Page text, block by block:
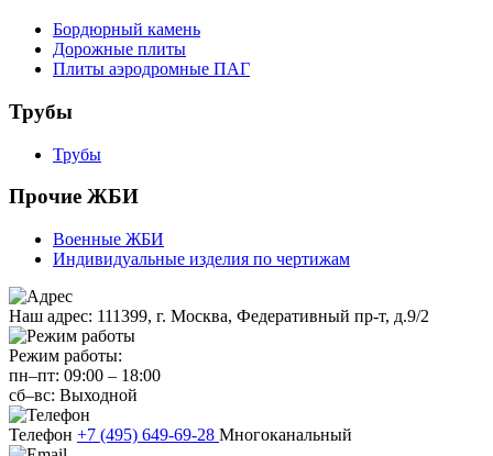
Бордюрный камень
Дорожные плиты
Плиты аэродромные ПАГ
Трубы
Трубы
Прочие ЖБИ
Военные ЖБИ
Индивидуальные изделия по чертижам
Наш адрес: 111399, г. Москва, Федеративный пр-т, д.9/2
Режим работы:
пн–пт: 09:00 – 18:00
сб–вс: Выходной
Телефон +7 (495) 649-69-28 Многоканальный